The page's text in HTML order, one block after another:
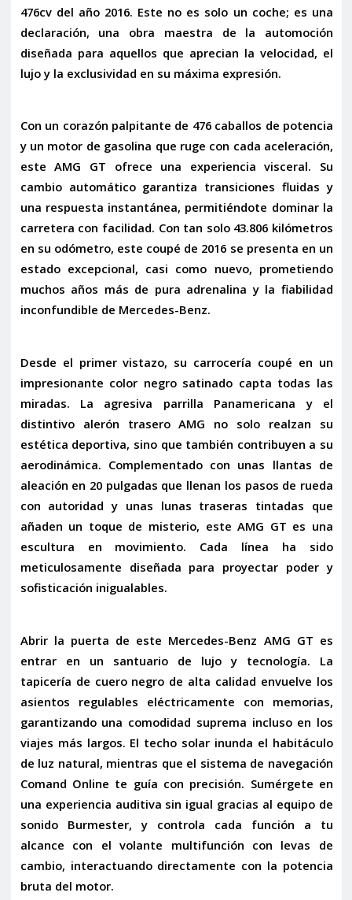
476cvdel año 2016. Este no es solo un coche; es una
declaración, una obra maestra de la automoción
diseñada para aquellos que aprecian la velocidad, el
lujo y la exclusividad en su máxima expresión.
Con un corazón palpitante de 476 caballos de potencia
y un motor de gasolina que ruge con cada aceleración,
este AMG GT ofrece una experiencia visceral. Su
cambio automáticogarantiza transiciones fluidas y
una respuesta instantánea, permitiéndote dominar la
carretera con facilidad. Con tan solo 43.806 kilómetros
en su odómetro, este coupé de 2016 se presenta en un
estado excepcional, casi como nuevo, prometiendo
muchos años más de pura adrenalina y la fiabilidad
inconfundible de Mercedes-Benz.
Desde el primer vistazo, su carrocería coupé en un
impresionante color negro satinado capta todas las
miradas. La agresiva parrilla Panamericana y el
distintivo alerón trasero AMG no solo realzan su
estética deportiva, sino que también contribuyen a su
aerodinámica. Complementado con unas llantas de
aleación en 20 pulgadas que llenan los pasos de rueda
con autoridad y unas lunas traseras tintadas que
añaden un toque de misterio, este AMG GT es una
escultura en movimiento. Cada línea ha sido
meticulosamente diseñada para proyectar poder y
sofisticación inigualables.
Abrir la puerta de este Mercedes-Benz AMG GT es
entrar en un santuario de lujo y tecnología. La
tapicería de cuero negro de alta calidad envuelve los
asientos regulables eléctricamente con memorias,
garantizando una comodidad suprema incluso en los
viajes más largos. El techo solar inunda el habitáculo
de luz natural, mientras que el sistema de navegación
Comand Online te guía con precisión. Sumérgete en
una experiencia auditiva sin igual gracias al equipo de
sonido Burmester, y controla cada función a tu
alcance con elvolante multifunción con levas de
cambio, interactuando directamente con la potencia
bruta del motor.